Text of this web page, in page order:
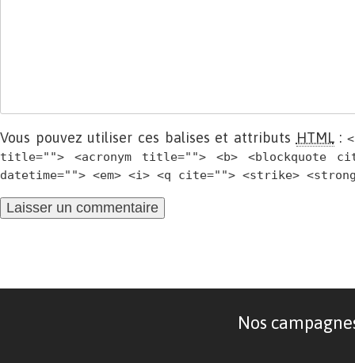
Vous pouvez utiliser ces balises et attributs HTML:
title=""> <acronym title=""> <b> <blockquote
datetime=""> <em> <i> <q cite=""> <strike>
Nos